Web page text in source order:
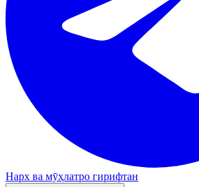
Нарх ва мӯҳлатро гирифтан